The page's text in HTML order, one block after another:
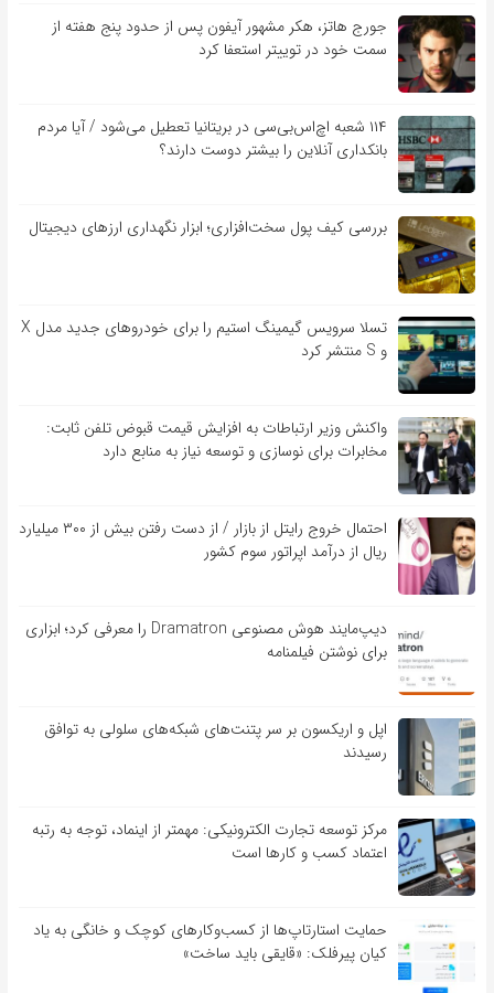
جورج هاتز، هکر مشهور آیفون پس از حدود پنج هفته از
سمت خود در توییتر استعفا کرد
۱۱۴ شعبه اچ‌اس‌بی‌سی در بریتانیا تعطیل می‌شود / آیا مردم
بانکداری آنلاین را بیشتر دوست دارند؟
بررسی کیف‌ پول سخت‌افزاری؛ ابزار نگهداری ارزهای دیجیتال
تسلا سرویس گیمینگ استیم را برای خودروهای جدید مدل X
و S منتشر کرد
واکنش وزیر ارتباطات به افزایش قیمت قبوض تلفن ثابت:
مخابرات برای نوسازی و توسعه نیاز به منابع دارد
احتمال خروج رایتل از بازار / از دست رفتن بیش از ۳۰۰ میلیارد
ریال از درآمد اپراتور سوم کشور
دیپ‌مایند هوش مصنوعی Dramatron را معرفی کرد؛ ابزاری
برای نوشتن فیلمنامه
اپل و اریکسون بر سر پتنت‌های شبکه‌های سلولی به توافق
رسیدند
مرکز توسعه تجارت الکترونیکی: مهمتر از اینماد، توجه به رتبه
اعتماد کسب و کارها است
حمایت استارتاپ‌ها از کسب‌وکارهای کوچک و خانگی به یاد
کیان پیرفلک: «قایقی باید ساخت»